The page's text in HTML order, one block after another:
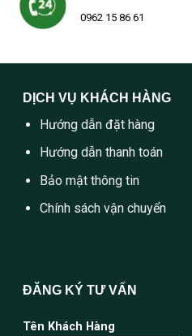
0962 15 86 61
DỊCH VỤ KHÁCH HÀNG
Hướng dẫn đặt hàng
Hướng dẫn thanh toán
Bảo mật thông tin
Chính sách vận chuyển
ĐĂNG KÝ TƯ VẤN
Tên Khách Hàng